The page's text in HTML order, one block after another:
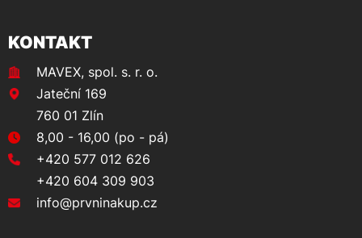
KONTAKT
MAVEX, spol. s. r. o.
Jateční 169
760 01 Zlín
8,00 - 16,00 (po - pá)
+420 577 012 626
+420 604 309 903
info@prvninakup.cz